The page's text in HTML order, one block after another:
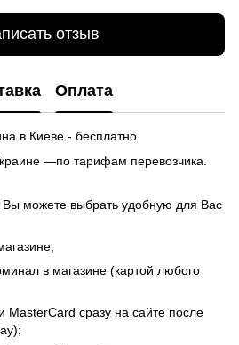
отзыв
Оплата
в Киеве - бесплатно.
—по тарифам перевозчика.
можете выбрать удобную для Вас
в магазине (картой любого
MasterCard сразу на сайте после